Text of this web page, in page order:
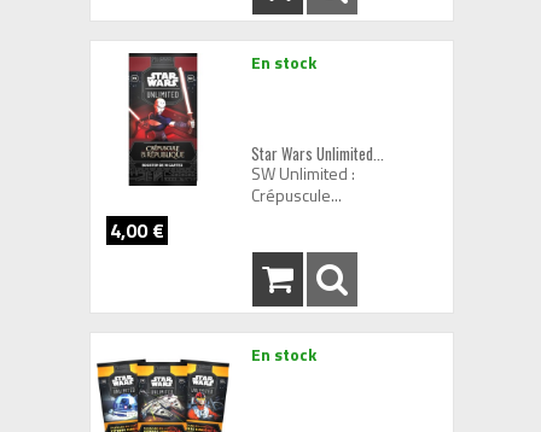
En stock
Star Wars Unlimited...
SW Unlimited :
Crépuscule...
4,00 €
En stock